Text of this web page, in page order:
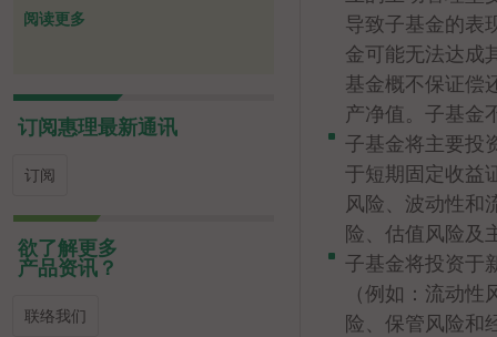
阅读更多
订阅惠理最新通讯
订阅
欲了解更多
产品资讯？
联络我们
导致子基金的表
金可能无法达成
基金概不保证偿
产净值。子基金
子基金将主要投
于短期固定收益
风险、波动性和
险、估值风险及
子基金将投资于
（例如：流动
险、保管风险和